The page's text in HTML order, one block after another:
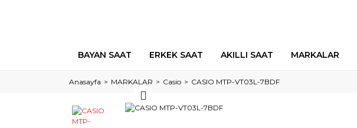
BAYAN SAAT ERKEK SAAT AKILLI SAAT MARKALAR
Anasayfa MARKALAR Casio CASIO MTP-VT03L-7BDF